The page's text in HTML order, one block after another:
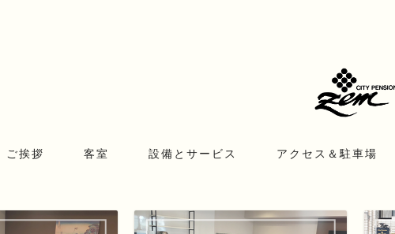
ご挨拶 客室 設備とサービス アクセス＆駐車場